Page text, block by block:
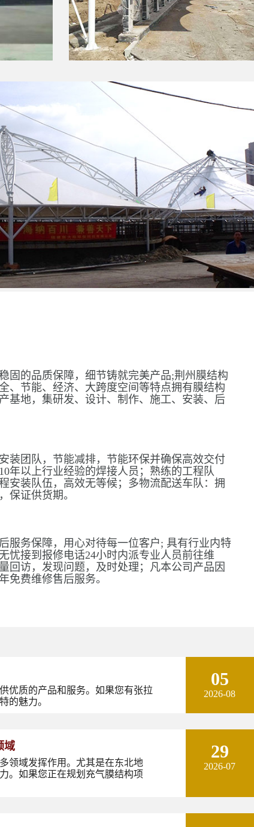
固的品质保障，细节铸就完美产品;荆州膜结构
、节能、经济、大跨度空间等特点拥有膜结构
基地，集研发、设计、制作、施工、安装、后
装团队，节能减排，节能环保并确保高效交付
年以上行业经验的焊接人员；熟练的工程队
安装队伍，高效无等候；多物流配送车队：拥
保证供货期。
服务保障，用心对待每一位客户; 具有行业内特
忧接到报修电话24小时内派专业人员前往维
回访，发现问题，及时处理；凡本公司产品因
免费维修售后服务。
优质的产品和服务。如果您有张拉
的魅力。
05
2026-08
域
领域发挥作用。尤其是在东北地
。如果您正在规划充气膜结构项
29
2026-07